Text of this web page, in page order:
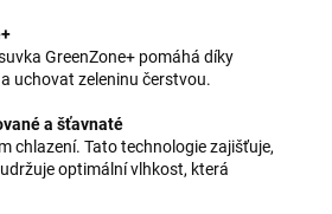
GreenZone+ pomáhá díky
uchovat zeleninu čerstvou.
a šťavnaté
chlazení. Tato technologie zajišťuje,
optimální vlhkost, která